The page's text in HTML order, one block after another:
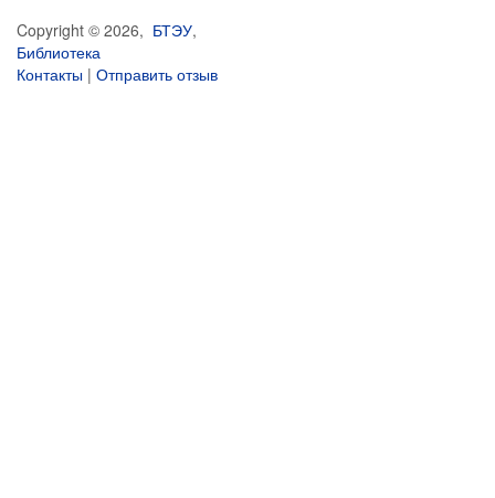
Copyright © 2026, БТЭУ,
Библиотека
Контакты | Отправить отзыв